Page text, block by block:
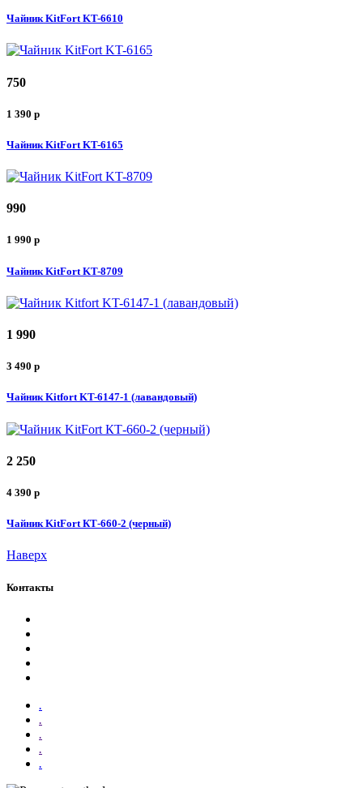
Чайник KitFort KT-6610
750
1 390 p
Чайник KitFort KT-6165
990
1 990 p
Чайник KitFort KT-8709
1 990
3 490 p
Чайник Kitfort KT-6147-1 (лавандовый)
2 250
4 390 p
Чайник KitFort КТ-660-2 (черный)
Наверх
Контакты
.
.
.
.
.